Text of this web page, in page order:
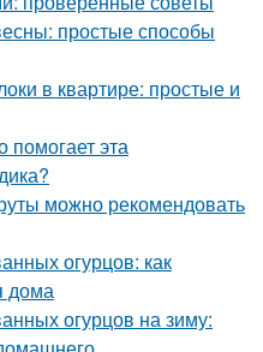
простые способы
в квартире: простые и
помогает эта
можно рекомендовать
огурцов: как
дома
огурцов на зиму: